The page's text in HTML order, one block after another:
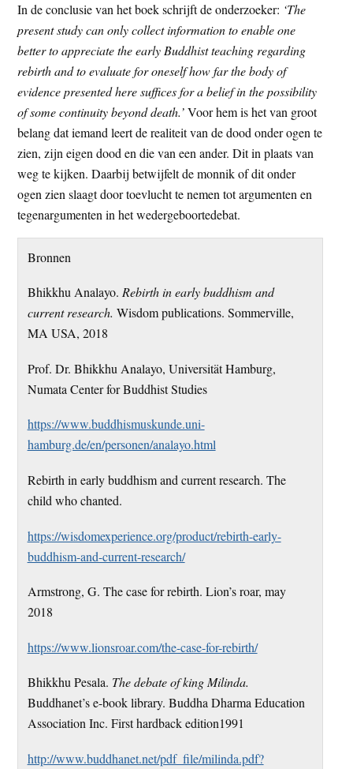
In de conclusie van het boek schrijft de onderzoeker: ‘The
present study can only collect information to enable one
better to appreciate the early Buddhist teaching regarding
rebirth and to evaluate for oneself how far the body of
evidence presented here suffices for a belief in the possibility
of some continuity beyond death.’Voor hem is het van groot
belang dat iemand leert de realiteit van de dood onder ogen te
zien, zijn eigen dood en die van een ander. Dit in plaats van
weg te kijken. Daarbij betwijfelt de monnik of dit onder
ogen zien slaagt door toevlucht te nemen tot argumenten en
tegenargumenten in het wedergeboortedebat.
Bronnen
Bhikkhu Analayo. Rebirth in early buddhism and
current research. Wisdom publications. Sommerville,
MA USA, 2018
Prof. Dr. Bhikkhu Analayo, Universität Hamburg,
Numata Center for Buddhist Studies
https://www.buddhismuskunde.uni-
hamburg.de/en/personen/analayo.html
Rebirth in early buddhism and current research. The
child who chanted.
https://wisdomexperience.org/product/rebirth-early-
buddhism-and-current-research/
Armstrong, G. The case for rebirth. Lion’s roar, may
2018
https://www.lionsroar.com/the-case-for-rebirth/
Bhikkhu Pesala. The debate of king Milinda.
Buddhanet’s e-book library. Buddha Dharma Education
Association Inc. First hardback edition1991
http://www.buddhanet.net/pdf_file/milinda.pdf?